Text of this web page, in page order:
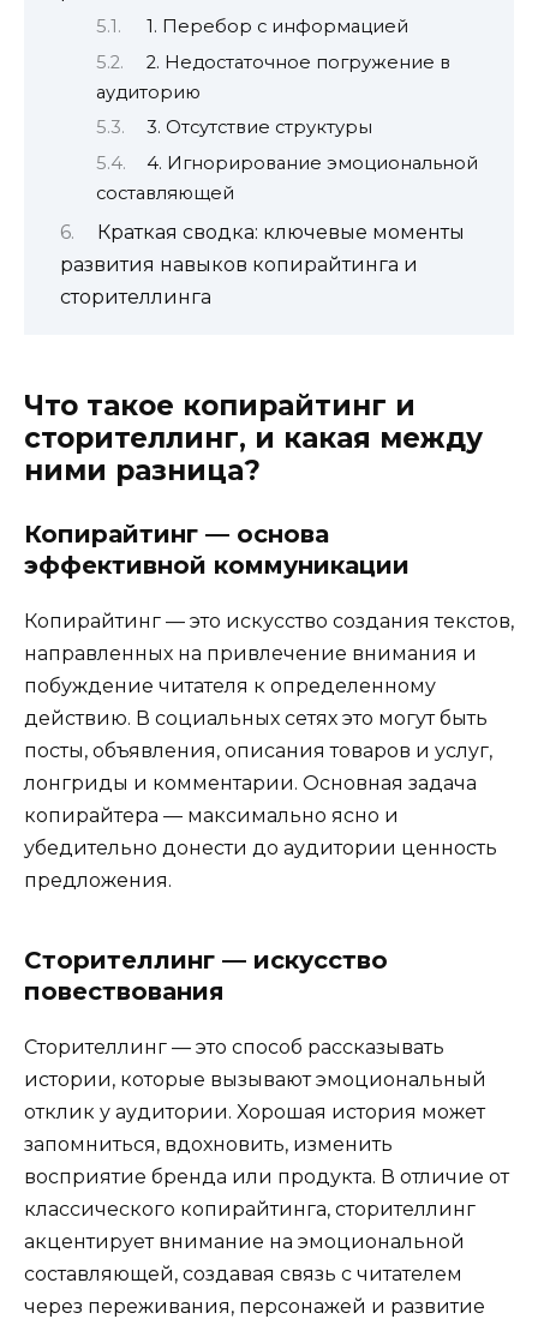
1. Перебор с информацией
2. Недостаточное погружение в
аудиторию
3. Отсутствие структуры
4. Игнорирование эмоциональной
составляющей
Краткая сводка: ключевые моменты
развития навыков копирайтинга и
сторителлинга
Что такое копирайтинг и
сторителлинг, и какая между
ними разница?
Копирайтинг — основа
эффективной коммуникации
Копирайтинг — это искусство создания текстов,
направленных на привлечение внимания и
побуждение читателя к определенному
действию. В социальных сетях это могут быть
посты, объявления, описания товаров и услуг,
лонгриды и комментарии. Основная задача
копирайтера — максимально ясно и
убедительно донести до аудитории ценность
предложения.
Сторителлинг — искусство
повествования
Сторителлинг — это способ рассказывать
истории, которые вызывают эмоциональный
отклик у аудитории. Хорошая история может
запомниться, вдохновить, изменить
восприятие бренда или продукта. В отличие от
классического копирайтинга, сторителлинг
акцентирует внимание на эмоциональной
составляющей, создавая связь с читателем
через переживания, персонажей и развитие